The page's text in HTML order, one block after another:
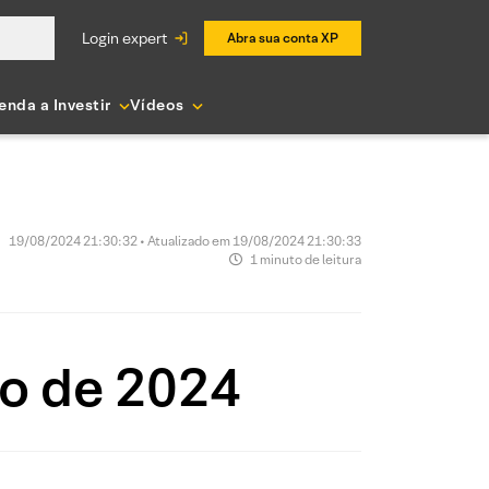
login expert Abra sua conta XP
a Investir Vídeos
19/08/2024 21:30:32 • Atualizado em 19/08/2024 21:30:33
1 minuto de leitura
de 2024